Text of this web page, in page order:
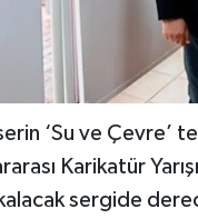
‘Su ve Çevre’
Karikatür
kalacak sergide